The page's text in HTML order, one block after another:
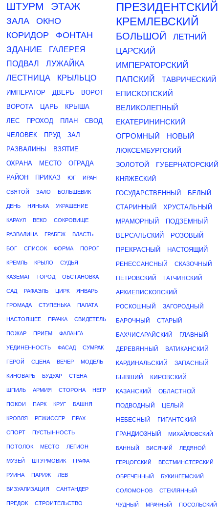
ШТУРМ
ЭТАЖ
ЗАЛА
ОКНО
КОРИДОР
ФОНТАН
ЗДАНИЕ
ГАЛЕРЕЯ
ПОДВАЛ
ЛУЖАЙКА
ЛЕСТНИЦА
КРЫЛЬЦО
ИМПЕРАТОР ДВЕРЬ
ВОРОТ
ВОРОТА
ЦАРЬ
КРЫША
ЛЕС
ПРОХОД ПЛАН
СВОД
ЧЕЛОВЕК
ПРУД
ЗАЛ
РАЗВАЛИНЫ
ВЗЯТИЕ
ОХРАНА
МЕСТО
ОГРАДА
РАЙОН
ПРИКАЗ ЮГ ИРАН
СВЯТОЙ ЗАЛО БОЛЬШЕВИК
ДЕНЬ НЯНЬКА УКРАШЕНИЕ
КАРАУЛ ВЕКО СОКРОВИЩЕ
РАЗВАЛИНА ГРАБЕЖ ВЛАСТЬ
БОГ СПИСОК ФОРМА ПОРОГ
КРЕМЛЬ КРЫЛО СУДЬЯ
КАЗЕМАТ ГОРОД ОБСТАНОВКА
САД РАФАЭЛЬ ЦИРК ЯНВАРЬ
ГРОМАДА СТУПЕНЬКА ПАЛАТА
НАСТОЯЩЕЕ ПРАЧКА СВИДЕТЕЛЬ
ПОЖАР ПРИЕМ ФАЛАНГА
УЕДИНЕННОСТЬ ФАСАД СУМРАК
ГЕРОЙ СЦЕНА ВЕЧЕР МОДЕЛЬ
КИНОВАРЬ БУДУАР СТЕНА
ШПИЛЬ АРМИЯ СТОРОНА НЕГР
ПОКОИ ПАРК КРУГ БАШНЯ
КРОВЛЯ РЕЖИССЕР ПРАХ
СПОРТ ПУСТЫННОСТЬ
ПОТОЛОК МЕСТО ЛЕГИОН
МУЗЕЙ ШТУРМОВИК ГРАФА
РУИНА ПАРИЖ ЛЕВ
ВИЗУАЛИЗАЦИЯ САНТАНДЕР
ПРЕДОК СТРОИТЕЛЬСТВО
ПРЕЗИДЕНТСКИЙ
КРЕМЛЕВСКИЙ
БОЛЬШОЙ
ЛЕТНИЙ
ЦАРСКИЙ
ИМПЕРАТОРСКИЙ
ПАПСКИЙ
ТАВРИЧЕСКИЙ
ЕПИСКОПСКИЙ
ВЕЛИКОЛЕПНЫЙ
ЕКАТЕРИНИНСКИЙ
ОГРОМНЫЙ
НОВЫЙ
ЛЮКСЕМБУРГСКИЙ
ЗОЛОТОЙ
ГУБЕРНАТОРСКИЙ
КНЯЖЕСКИЙ
ГОСУДАРСТВЕННЫЙ
БЕЛЫЙ
СТАРИННЫЙ
ХРУСТАЛЬНЫЙ
МРАМОРНЫЙ
ПОДЗЕМНЫЙ
ВЕРСАЛЬСКИЙ
РОЗОВЫЙ
ПРЕКРАСНЫЙ
НАСТОЯЩИЙ
РЕНЕССАНСНЫЙ СКАЗОЧНЫЙ
ПЕТРОВСКИЙ ГАТЧИНСКИЙ
АРХИЕПИСКОПСКИЙ
РОСКОШНЫЙ ЗАГОРОДНЫЙ
БАРОЧНЫЙ СТАРЫЙ
БАХЧИСАРАЙСКИЙ ГЛАВНЫЙ
ДЕРЕВЯННЫЙ ВАТИКАНСКИЙ
КАРДИНАЛЬСКИЙ ЗАПАСНЫЙ
БЫВШИЙ КИРОВСКИЙ
КАЗАНСКИЙ ОБЛАСТНОЙ
ПОДВОДНЫЙ ЦЕЛЫЙ
НЕБЕСНЫЙ ГИГАНТСКИЙ
ГРАНДИОЗНЫЙ МИХАЙЛОВСКИЙ
БАННЫЙ ВИСЯЧИЙ ЛЕДЯНОЙ
ГЕРЦОГСКИЙ ВЕСТМИНСТЕРСКИЙ
ОБРЕЧЕННЫЙ БУКИНГЕМСКИЙ
СОЛОМОНОВ СТЕКЛЯННЫЙ
ЧУДНЫЙ МРАЧНЫЙ ПОСОЛЬСКИЙ